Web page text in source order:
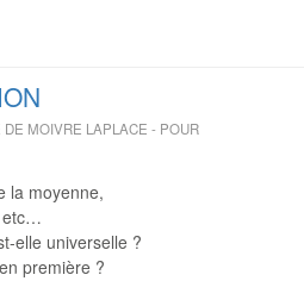
MOIVRE LAPLACE - POUR
la moyenne,
etc…
elle universelle ?
première ?